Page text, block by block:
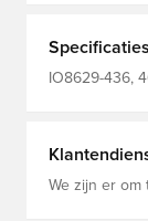
Specificaties
IO8629-436,
We zijn er om